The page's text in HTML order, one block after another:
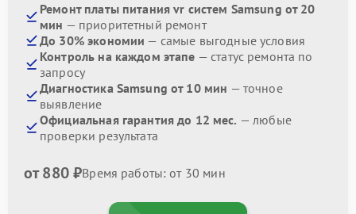
Ремонт платы питания vr систем Samsung от 20
мин — приоритетный ремонт
До 30% экономии — самые выгодные условия
Контроль на каждом этапе — статус ремонта по
запросу
Диагностика Samsung от 10 мин — точное
выявление
Официальная гарантия до 12 мес. — любые
проверки результата
от 880 ₽Время работы: от 30 мин